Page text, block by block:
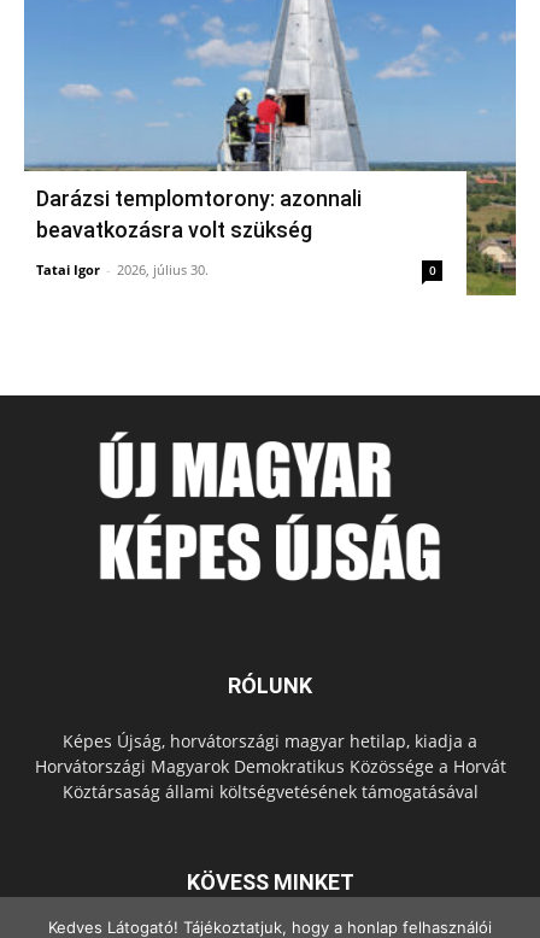
Darázsi templomtorony: azonnali
beavatkozásra volt szükség
Tatai Igor - 2026, július 30. 0
RÓLUNK
Képes Újság, horvátországi magyar hetilap, kiadja a
Horvátországi Magyarok Demokratikus Közössége a Horvát
Köztársaság állami költségvetésének támogatásával
KÖVESS MINKET
Kedves Látogató! Tájékoztatjuk, hogy a honlap felhasználói